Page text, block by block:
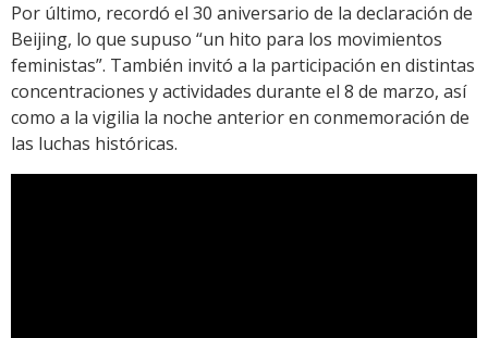
Por último, recordó el 30 aniversario de la declaración de
Beijing, lo que supuso “un hito para los movimientos
feministas”. También invitó a la participación en distintas
concentraciones y actividades durante el 8 de marzo, así
como a la vigilia la noche anterior en conmemoración de
las luchas históricas.